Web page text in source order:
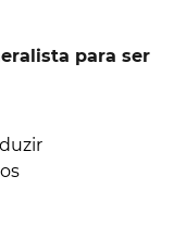
para ser